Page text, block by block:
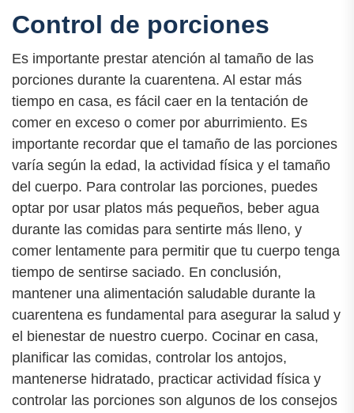
Control de porciones
Es importante prestar atención al tamaño de las
porciones durante la cuarentena. Al estar más
tiempo en casa, es fácil caer en la tentación de
comer en exceso o comer por aburrimiento. Es
importante recordar que el tamaño de las porciones
varía según la edad, la actividad física y el tamaño
del cuerpo. Para controlar las porciones, puedes
optar por usar platos más pequeños, beber agua
durante las comidas para sentirte más lleno, y
comer lentamente para permitir que tu cuerpo tenga
tiempo de sentirse saciado. En conclusión,
mantener una alimentación saludable durante la
cuarentena es fundamental para asegurar la salud y
el bienestar de nuestro cuerpo. Cocinar en casa,
planificar las comidas, controlar los antojos,
mantenerse hidratado, practicar actividad física y
controlar las porciones son algunos de los consejos